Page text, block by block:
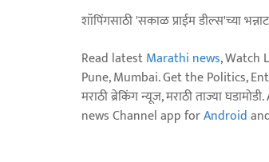
शॉपिंगसाठी 'सकाळ प्राईम डील्स'च्या
Read latestMarathi news, Watch
Pune, Mumbai. Get the Politics,
मराठी ब्रेकिंग न्यूज, मराठी ताज्या
news Channel app forAndroid